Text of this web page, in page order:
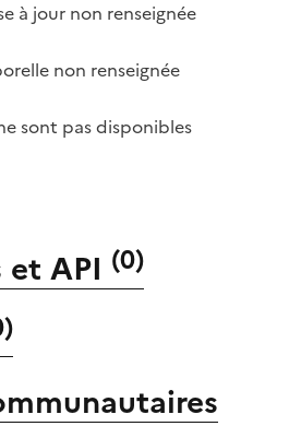
à jour non renseignée
non renseignée
sont pas disponibles
API (0)
)